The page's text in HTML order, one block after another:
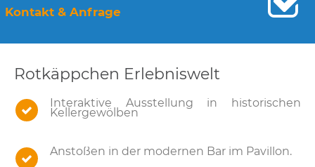
Kontakt & Anfrage
Rotkäppchen Erlebniswelt
Interaktive Ausstellung in historischen
Kellergewölben
Anstoßen in der modernen Bar im Pavillon.